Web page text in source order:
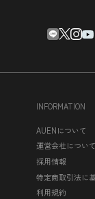
INFORMATION
AUENについて
運営会社について
採用情報
特定商取引法に
利用規約